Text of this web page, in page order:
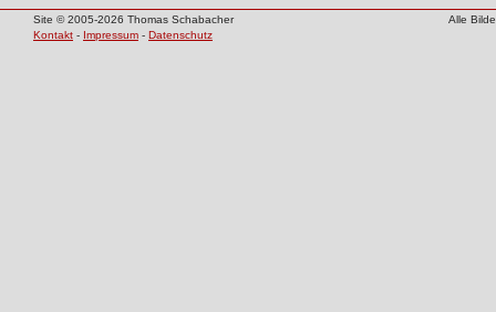
Site © 2005-2026 Thomas Schabacher
Alle
Kontakt - Impressum - Datenschutz